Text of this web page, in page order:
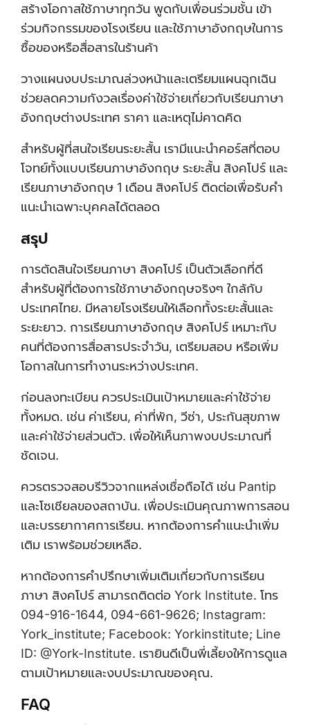
สร้างโอกาสใช้ภาษาทุกวัน พูดกับเพื่อนร่วมชั้น เข้า
ร่วมกิจกรรมของโรงเรียน และใช้ภาษาอังกฤษในการ
ซื้อของหรือสื่อสารในร้านค้า
วางแผนงบประมาณล่วงหน้าและเตรียมแผนฉุกเฉิน
ช่วยลดความกังวลเรื่องค่าใช้จ่ายเกี่ยวกับเรียนภาษา
อังกฤษต่างประเทศ ราคา และเหตุไม่คาดคิด
สำหรับผู้ที่สนใจเรียนระยะสั้น เรามีแนะนำคอร์สที่ตอบ
โจทย์ทั้งแบบเรียนภาษาอังกฤษ ระยะสั้น สิงคโปร์ และ
เรียนภาษาอังกฤษ 1 เดือน สิงคโปร์ ติดต่อเพื่อรับคำ
แนะนำเฉพาะบุคคลได้ตลอด
สรุป
การตัดสินใจเรียนภาษา สิงคโปร์ เป็นตัวเลือกที่ดี
สำหรับผู้ที่ต้องการใช้ภาษาอังกฤษจริงๆ ใกล้กับ
ประเทศไทย. มีหลายโรงเรียนให้เลือกทั้งระยะสั้นและ
ระยะยาว. การเรียนภาษาอังกฤษ สิงคโปร์ เหมาะกับ
คนที่ต้องการสื่อสารประจำวัน, เตรียมสอบ หรือเพิ่ม
โอกาสในการทำงานระหว่างประเทศ.
ก่อนลงทะเบียน ควรประเมินเป้าหมายและค่าใช้จ่าย
ทั้งหมด. เช่น ค่าเรียน, ค่าที่พัก, วีซ่า, ประกันสุขภาพ
และค่าใช้จ่ายส่วนตัว. เพื่อให้เห็นภาพงบประมาณที่
ชัดเจน.
ควรตรวจสอบรีวิวจากแหล่งเชื่อถือได้ เช่น Pantip
และโซเชียลของสถาบัน. เพื่อประเมินคุณภาพการสอน
และบรรยากาศการเรียน. หากต้องการคำแนะนำเพิ่ม
เติม เราพร้อมช่วยเหลือ.
หากต้องการคำปรึกษาเพิ่มเติมเกี่ยวกับการเรียน
ภาษา สิงคโปร์ สามารถติดต่อ York Institute. โทร
094-916-1644, 094-661-9626; Instagram:
York_institute; Facebook: Yorkinstitute; Line
ID: @York-Institute. เรายินดีเป็นพี่เลี้ยงให้การดูแล
ตามเป้าหมายและงบประมาณของคุณ.
FAQ